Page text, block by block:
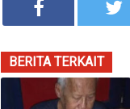
BERITA TERKAIT